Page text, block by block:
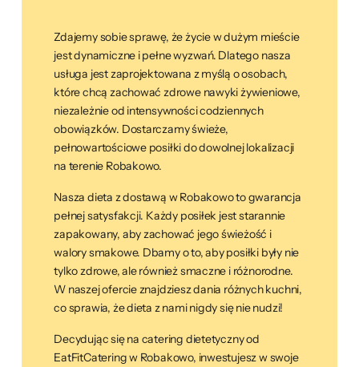
Zdajemy sobie sprawę, że życie w dużym mieście
jest dynamiczne i pełne wyzwań. Dlatego nasza
usługa jest zaprojektowana z myślą o osobach,
które chcą zachować zdrowe nawyki żywieniowe,
niezależnie od intensywności codziennych
obowiązków. Dostarczamy świeże,
pełnowartościowe posiłki do dowolnej lokalizacji
na terenie Robakowo.
Nasza dieta z dostawą w Robakowo to gwarancja
pełnej satysfakcji. Każdy posiłek jest starannie
zapakowany, aby zachować jego świeżość i
walory smakowe. Dbamy o to, aby posiłki były nie
tylko zdrowe, ale również smaczne i różnorodne.
W naszej ofercie znajdziesz dania różnych kuchni,
co sprawia, że dieta z nami nigdy się nie nudzi!
Decydując się na catering dietetyczny od
EatFitCatering w Robakowo, inwestujesz w swoje